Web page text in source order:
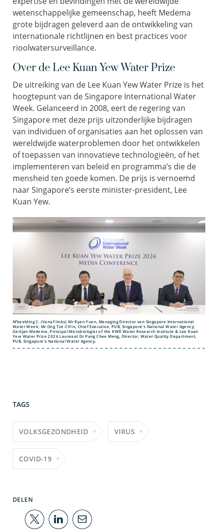
wetenschappelijke gemeenschap, heeft Medema
grote bijdragen geleverd aan de ontwikkeling van
internationale richtlijnen en best practices voor
rioolwatersurveillance.
Over de Lee Kuan YewWater Prize
De uitreiking van de Lee Kuan YewWater Prize is het
hoogtepunt van de Singapore International Water
Week. Gelanceerd in 2008, eert de regering van
Singapore met deze prijs uitzonderlijke bijdragen
van individuen of organisaties aan het oplossen van
wereldwijde waterproblemen door het ontwikkelen
of toepassen van innovatieve technologieën, of het
implementeren van beleid en programma’s die de
mensheid ten goede komen. De prijs is vernoemd
naarSingapore’s eerste minister-president, Lee
Kuan Yew.
Afbeelding 2. (Vanaf links) Mr Ryan Yuen, Managing Director van Singapore International
Water Week; Mr Ong Tze-Ch’in, Chief Executive, PUB, Singapore’s National Water Agency;
Gertjan Medema, Principal Microbiologist of the KWR Water Research Institute & Lee Kuan
Yew Water Prize 2024 Laureaat Dr Pang Chee Meng, Director, Water Quality Department,
PUB, Singapore’s National Water Agency.
TAGS
VOLKSGEZONDHEID VIRUS
COVID-19
DELEN